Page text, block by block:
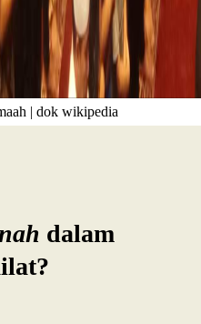
| dok wikipedia
dalam